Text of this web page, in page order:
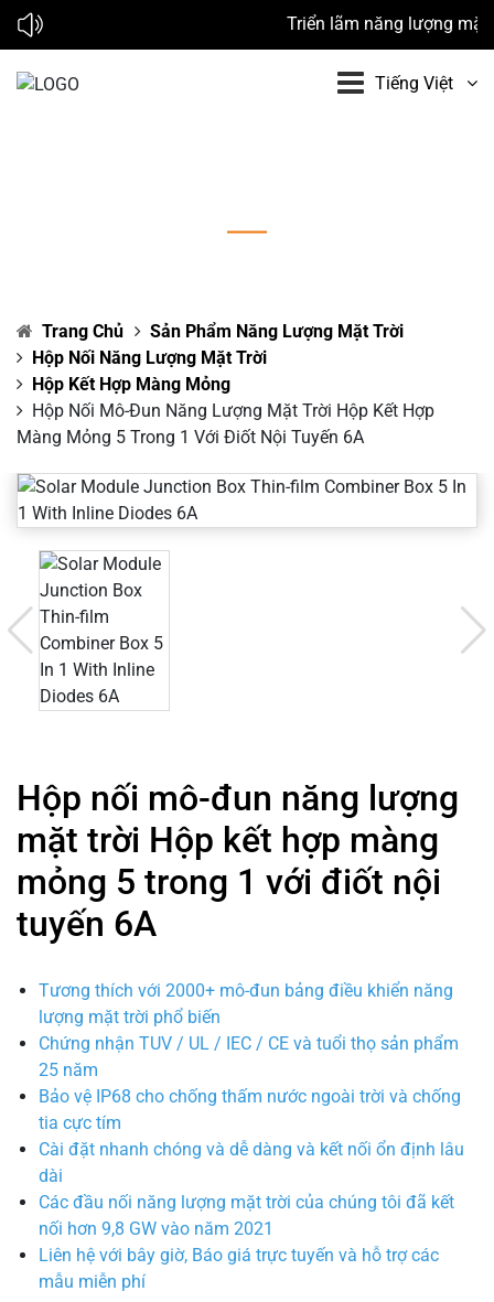
Triển lãm năng lượng mặt
Tiếng Việt
Trang Chủ
Sản Phẩm Năng Lượng Mặt Trời
Hộp Nối Năng Lượng Mặt Trời
Hộp Kết Hợp Màng Mỏng
Hộp Nối Mô-Đun Năng Lượng Mặt Trời Hộp Kết Hợp
Màng Mỏng 5 Trong 1 Với Điốt Nội Tuyến 6A
Hộp nối mô-đun năng lượng
mặt trời Hộp kết hợp màng
mỏng 5 trong 1 với điốt nội
tuyến 6A
Tương thích với 2000+ mô-đun bảng điều khiển năng
lượng mặt trời phổ biến
Chứng nhận TUV / UL / IEC / CE và tuổi thọ sản phẩm
25 năm
Bảo vệ IP68 cho chống thấm nước ngoài trời và chống
tia cực tím
Cài đặt nhanh chóng và dễ dàng và kết nối ổn định lâu
dài
Các đầu nối năng lượng mặt trời của chúng tôi đã kết
nối hơn 9,8 GW vào năm 2021
Liên hệ với bây giờ, Báo giá trực tuyến và hỗ trợ các
mẫu miễn phí